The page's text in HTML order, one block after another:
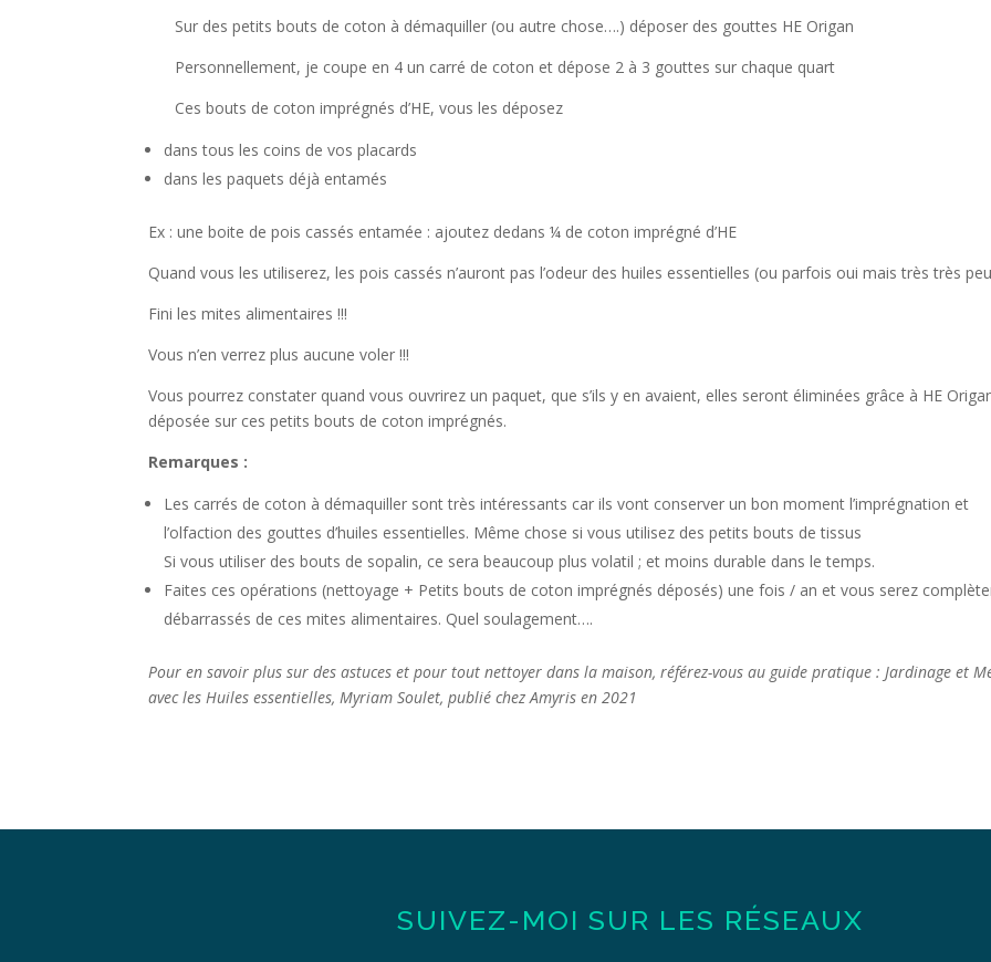
Sur des petits bouts de coton à démaquiller (ou autre chose….) déposer des gouttes HE Origan
Personnellement, je coupe en 4 un carré de coton et dépose 2 à 3 gouttes sur chaque quart
Ces bouts de coton imprégnés d’HE, vous les déposez
dans tous les coins de vos placards
dans les paquets déjà entamés
Ex : une boite de pois cassés entamée : ajoutez dedans ¼ de coton imprégné d’HE
Quand vous les utiliserez, les pois cassés n’auront pas l’odeur des huiles essentielles (ou parfois oui mais très très
Fini les mites alimentaires !!!
Vous n’en verrez plus aucune voler !!!
Vous pourrez constater quand vous ouvrirez un paquet, que s’ils y en avaient, elles seront éliminées grâce à HE
déposée sur ces petits bouts de coton imprégnés.
Remarques :
Les carrés de coton à démaquiller sont très intéressants car ils vont conserver un bon moment l’imprégnation et
l’olfaction des gouttes d’huiles essentielles. Même chose si vous utilisez des petits bouts de tissus
Si vous utiliser des bouts de sopalin, ce sera beaucoup plus volatil ; et moins durable dans le temps.
Faites ces opérations (nettoyage + Petits bouts de coton imprégnés déposés) une fois / an et vous serez
débarrassés de ces mites alimentaires. Quel soulagement….
Pour en savoir plus sur des astuces et pour tout nettoyer dans la maison, référez-vous au guide pratique : Jardinage et
avec les Huiles essentielles, Myriam Soulet, publié chez Amyris en 2021
SUIVEZ-MOI SUR LES RÉSEAUX